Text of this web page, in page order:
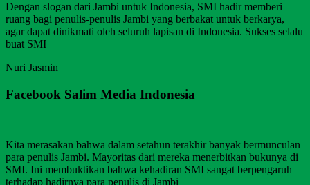
Dengan slogan dari Jambi untuk Indonesia, SMI hadir memberi
ruang bagi penulis-penulis Jambi yang berbakat untuk berkarya,
agar dapat dinikmati oleh seluruh lapisan di Indonesia. Sukses selalu
buat SMI
Nuri Jasmin
Facebook Salim Media Indonesia
Kita merasakan bahwa dalam setahun terakhir banyak bermunculan
para penulis Jambi. Mayoritas dari mereka menerbitkan bukunya di
SMI. Ini membuktikan bahwa kehadiran SMI sangat berpengaruh
terhadap hadirnya para penulis di Jambi